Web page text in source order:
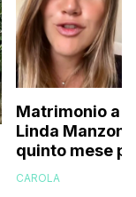
Matrimonio a
Linda Manzoni
quinto mese
essere in
CAROLA